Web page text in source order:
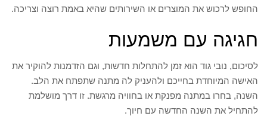
החופש לרכוש את המוצרים או השירותים שהיא באמת רוצה וצריכה.
חגיגה עם משמעות
לסיכום, נובי גוד הוא זמן להתחלות חדשות, וגם הזדמנות להוקיר את
האישה המיוחדת בחייכם ולהעניק לה מתנה שתפתח את הלב.
השנה, בחרו במתנה מפנקת או בחוויה מרגשת. זו דרך מושלמת
להתחיל את השנה החדשה עם חיוך.